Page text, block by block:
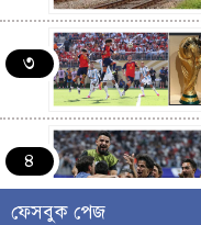
৩
৪
ফেসবুক পেজ